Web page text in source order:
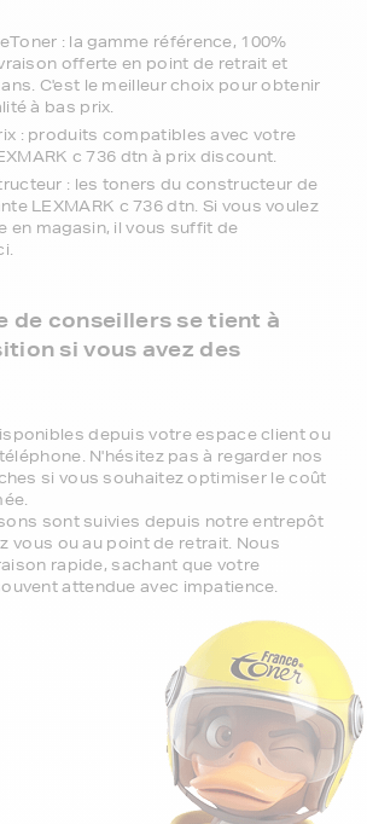
: la gamme référence, 100%
offerte en point de retrait et
C'est le meilleur choix pour obtenir
à bas prix.
: produits compatibles avec votre
c 736 dtn à prix discount.
: les toners du constructeur de
LEXMARK c 736 dtn. Si vous voulez
en magasin, il vous suffit de
de conseillers se tient à
si vous avez des
depuis votre espace client ou
N'hésitez pas à regarder nos
si vous souhaitez optimiser le coût
sont suivies depuis notre entrepôt
vous ou au point de retrait. Nous
rapide, sachant que votre
attendue avec impatience.